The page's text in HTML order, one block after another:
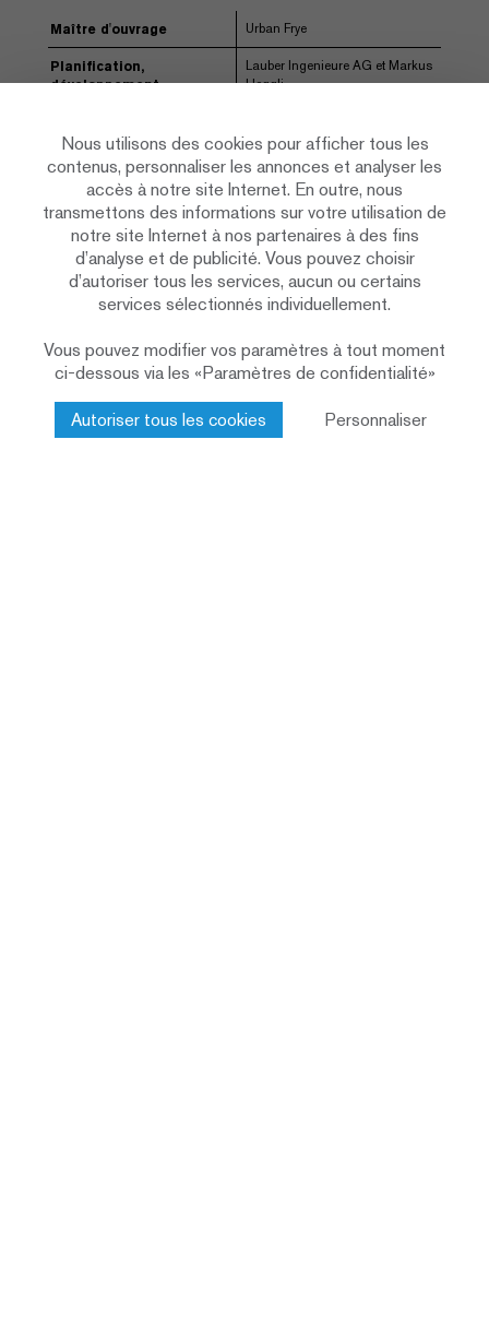
Maître d'ouvrage Urban Frye
Planification,
développement,
Lauber Ingenieure AG et Markus
Heggli
Standard Minergie (sans certificat)
Durée de construction 2018-2019
Construction Système d’ossature bois
Affectation
25 Studios, salles de répétition,
hall/salle de concert
Prestations Renggli SA Construction bois
Informations complémentaires
Nous utilisons des cookies pour afficher tous les
contenus, personnaliser les annonces et analyser les
accès à notre site Internet. En outre, nous
transmettons des informations sur votre utilisation de
notre site Internet à nos partenaires à des fins
d’analyse et de publicité. Vous pouvez choisir
d’autoriser tous les services, aucun ou certains
services sélectionnés individuellement.
Vous pouvez modifier vos paramètres à tout moment
ci-dessous via les «Paramètres de confidentialité»
Autoriser tous les cookies Personnaliser